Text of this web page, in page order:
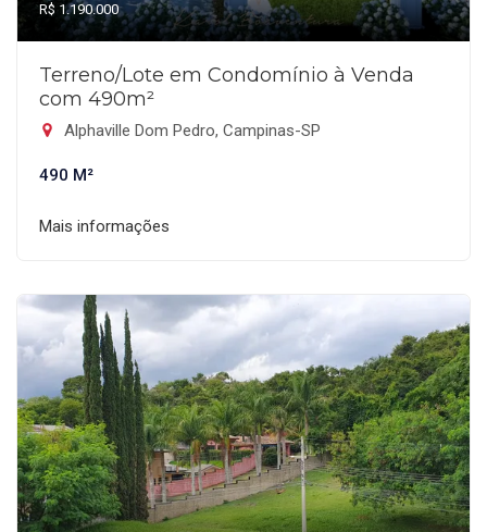
R$ 1.190.000
Terreno/Lote em Condomínio à Venda
com 490m²
Alphaville Dom Pedro, Campinas-SP
490 M²
Mais informações